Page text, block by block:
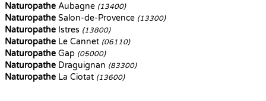
Naturopathe Aubagne (13400)
Naturopathe Salon-de-Provence (13300)
Naturopathe Istres (13800)
Naturopathe Le Cannet (06110)
Naturopathe Gap (05000)
Naturopathe Draguignan (83300)
Naturopathe La Ciotat (13600)